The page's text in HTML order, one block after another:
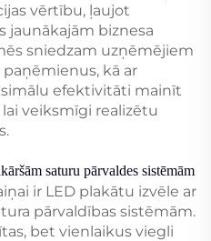
vērtību, ļaujot
biznesa
sniedzam uzņēmējiem
kā ar
efektivitāti mainīt
veiksmīgi realizētu
saturu pārvaldes sistēmām
ir LED plakātu izvēle ar
pārvaldības sistēmām.
bet vienlaikus viegli